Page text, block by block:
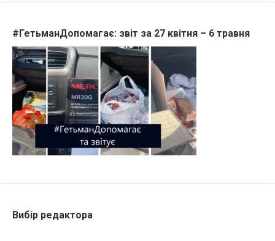
#ГетьманДопомагає: звіт за 27 квітня – 6 травня
Вибір редактора